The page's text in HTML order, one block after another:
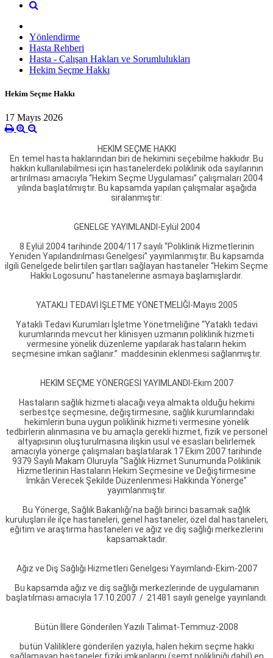
Yönlendirme
Hasta Rehberi
Hasta - Çalışan Hakları ve Sorumlulukları
Hekim Seçme Hakkı
Hekim Seçme Hakkı
17 Mayıs 2026
HEKİM SEÇME HAKKI
En temel hasta haklarından biri de hekimini seçebilme hakkıdır. Bu
hakkın kullanılabilmesi için hastanelerdeki poliklinik oda sayılarının
artırılması amacıyla “Hekim Seçme Uygulaması” çalışmaları 2004
yılında başlatılmıştır. Bu kapsamda yapılan çalışmalar aşağıda
sıralanmıştır:
GENELGE YAYIMLANDI-Eylül 2004
8 Eylül 2004 tarihinde 2004/117 sayılı “Poliklinik Hizmetlerinin
Yeniden Yapılandırılması Genelgesi” yayımlanmıştır. Bu kapsamda
ilgili Genelgede belirtilen şartları sağlayan hastaneler “Hekim Seçme
Hakkı Logosunu” hastanelerine asmaya başlamışlardır.
YATAKLI TEDAVİ İŞLETME YÖNETMELİĞİ-Mayıs 2005
Yataklı Tedavi Kurumları İşletme Yönetmeliğine “Yataklı tedavi
kurumlarında mevcut her klinisyen uzmanın poliklinik hizmeti
vermesine yönelik düzenleme yapılarak hastaların hekim
seçmesine imkan sağlanır.” maddesinin eklenmesi sağlanmıştır.
HEKİM SEÇME YÖNERGESİ YAYIMLANDI-Ekim 2007
Hastaların sağlık hizmeti alacağı veya almakta olduğu hekimi
serbestçe seçmesine, değiştirmesine, sağlık kurumlarındaki
hekimlerin buna uygun poliklinik hizmeti vermesine yönelik
tedbirlerin alınmasına ve bu amaçla gerekli hizmet, fizik ve personel
altyapısının oluşturulmasına ilişkin usul ve esasları belirlemek
amacıyla yönerge çalışmaları başlatılarak 17 Ekim 2007 tarihinde
9379 Sayılı Makam Oluruyla “Sağlık Hizmet Sunumunda Poliklinik
Hizmetlerinin Hastaların Hekim Seçmesine ve Değiştirmesine
İmkân Verecek Şekilde Düzenlenmesi Hakkında Yönerge”
yayımlanmıştır.
Bu Yönerge, Sağlık Bakanlığı’na bağlı birinci basamak sağlık
kuruluşları ile ilçe hastaneleri, genel hastaneler, özel dal hastaneleri,
eğitim ve araştırma hastaneleri ve ağız ve diş sağlığı merkezlerini
kapsamaktadır.
Ağız ve Diş Sağlığı Hizmetleri Genelgesi Yayımlandı-Ekim-2007
Bu kapsamda ağız ve diş sağlığı merkezlerinde de uygulamanın
başlatılması amacıyla 17.10.2007 / 21481 sayılı genelge yayınlandı.
Bütün İllere Gönderilen Yazılı Talimat-Temmuz-2008
bütün Valiliklere gönderilen yazıyla, halen hekim seçme hakkı